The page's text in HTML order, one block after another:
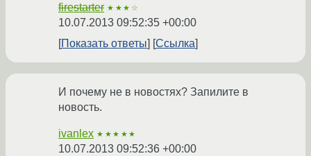
firestarter ★★★☆
10.07.2013 09:52:35 +00:00
Показать ответы
Ссылка
И почему не в новостях? Запилите в
новость.
ivanlex ★★★★★
10.07.2013 09:52:36 +00:00